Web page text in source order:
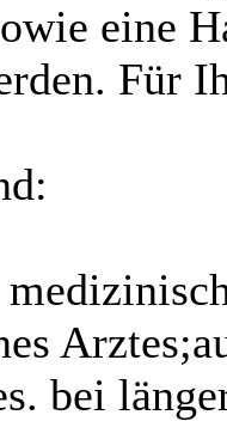
eine
Für
bei